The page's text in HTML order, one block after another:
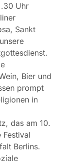
Uhr
Sankt
Bier und
prompt
in
das am 10.
Berlins.